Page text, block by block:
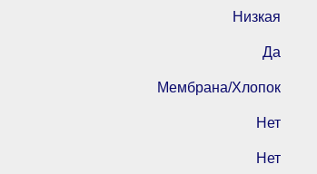
Низкая
Да
Мембрана/Хлопок
Нет
Нет